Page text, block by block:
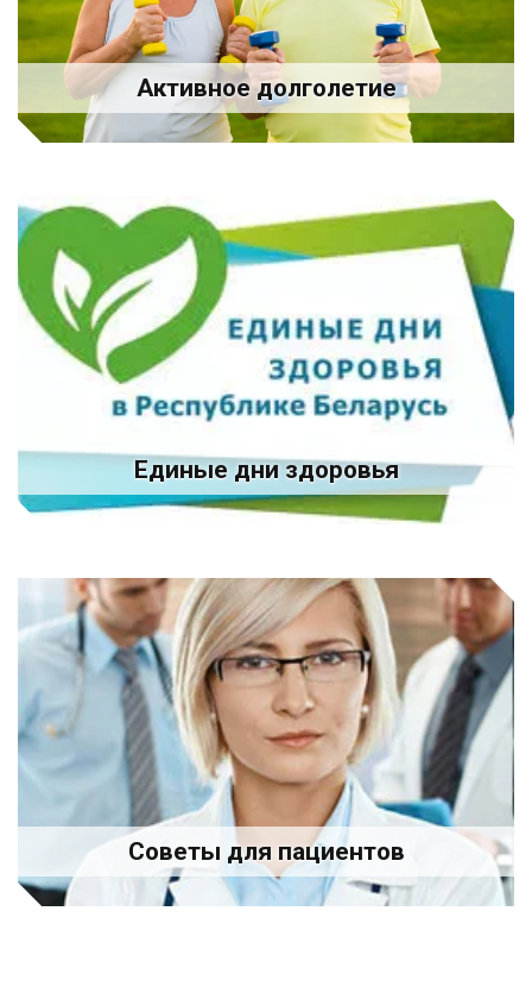
Активное долголетие
Единые дни здоровья
Советы для пациентов